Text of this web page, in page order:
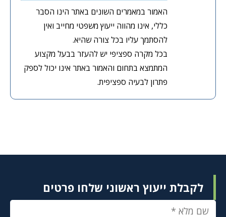
האמור במאמרים השונים באתר הינו הסבר
כללי, אינו מהווה ייעוץ משפטי מחייב ואין
להסתמך עליו בכל צורה שהיא.
בכל מקרה ספציפי יש להעזר בבעל מקצוע
המתמצא בתחום והאמור באתר אינו יכול לספק
פתרון לבעיה ספציפית.
לקבלת ייעוץ ראשוני שלחו פרטים